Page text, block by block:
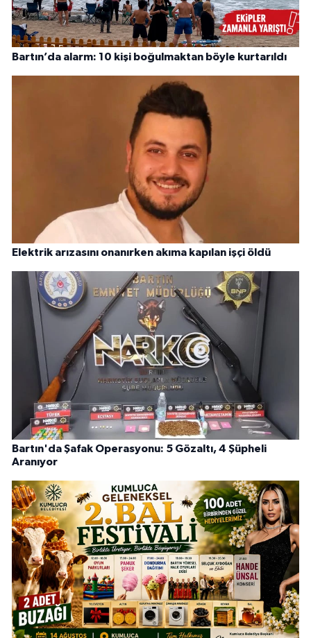
Bartın’da alarm: 10 kişi boğulmaktan böyle kurtarıldı
Elektrik arızasını onanırken akıma kapılan işçi öldü
Bartın'da Şafak Operasyonu: 5 Gözaltı, 4 Şüpheli
Aranıyor